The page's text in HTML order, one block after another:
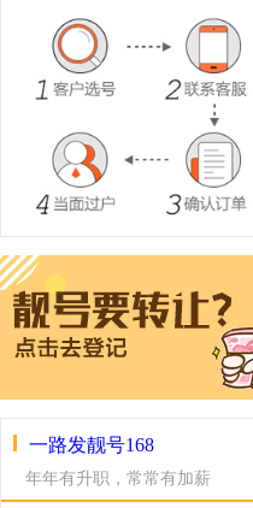
一路发靓号168
年年有升职，常常有加薪